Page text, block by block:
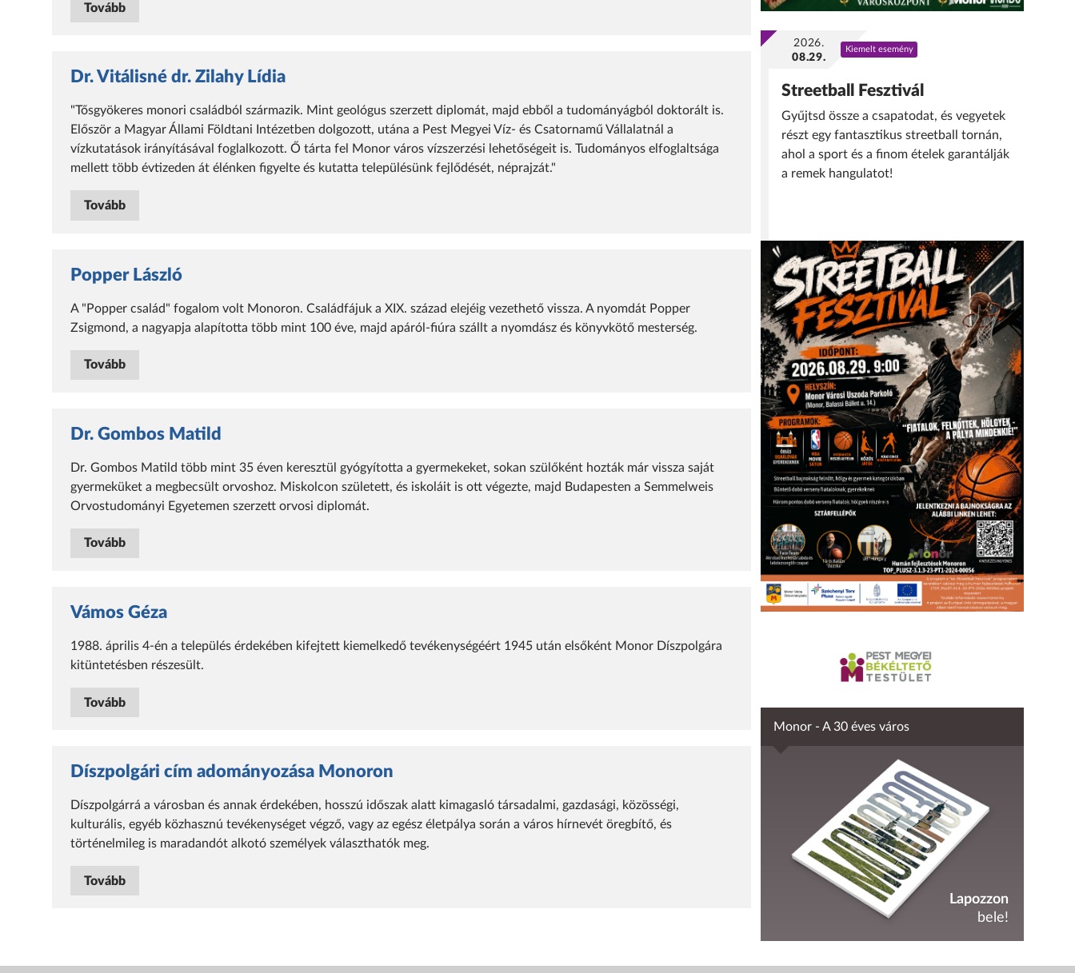
Tovább
Dr. Vitálisné dr. Zilahy Lídia
"Tősgyökeres monori családból származik. Mint geológus szerzett diplomát, majd ebből a tudományágból doktorált is.
Először a Magyar Állami Földtani Intézetben dolgozott, utána a Pest Megyei Víz- és Csatornamű Vállalatnál a
vízkutatások irányításával foglalkozott. Ő tárta fel Monor város vízszerzési lehetőségeit is. Tudományos elfoglaltsága
mellett több évtizeden át élénken figyelte és kutatta településünk fejlődését, néprajzát."
Tovább
Popper László
A "Popper család" fogalom volt Monoron. Családfájuk a XIX. század elejéig vezethető vissza. A nyomdát Popper
Zsigmond, a nagyapja alapította több mint 100 éve, majd apáról-fiúra szállt a nyomdász és könyvkötő mesterség.
Tovább
Dr. Gombos Matild
Dr. Gombos Matild több mint 35 éven keresztül gyógyította a gyermekeket, sokan szülőként hozták már vissza saját
gyermeküket a megbecsült orvoshoz. Miskolcon született, és iskoláit is ott végezte, majd Budapesten a Semmelweis
Orvostudományi Egyetemen szerzett orvosi diplomát.
Tovább
Vámos Géza
1988. április 4-én a település érdekében kifejtett kiemelkedő tevékenységéért 1945 után elsőként Monor Díszpolgára
kitüntetésben részesült.
Tovább
Díszpolgári cím adományozása Monoron
Díszpolgárrá a városban és annak érdekében, hosszú időszak alatt kimagasló társadalmi, gazdasági, közösségi,
kulturális, egyéb közhasznú tevékenységet végző, vagy az egész életpálya során a város hírnevét öregbítő, és
történelmileg is maradandót alkotó személyek választhatók meg.
Tovább
2026.
08.29.
Kiemelt esemény
Streetball Fesztivál
Gyűjtsd össze a csapatodat, és vegyetek
részt egy fantasztikus streetball tornán,
ahol a sport és a finom ételek garantálják
a remek hangulatot!
Monor - A 30 éves város
Lapozzon
bele!